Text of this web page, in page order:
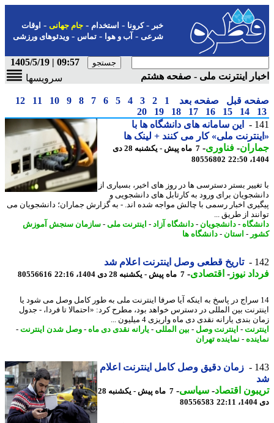
-کرونا-استخدام- جام جهانی-اوقات
شرعی-آب و هوا-تماس-ویدئوهای ورزشی
09:57 | 1405/5/19
اینترنت ملی - صفحه هشتم
سرویسها
قبل صفحه بعد 1
2
3
4
5
6
7
8
9
10
11
12
14
15
16
17
18
19
20
این سامانه های دانشگاه ها با
ملی» کار می کنند + لینک ها
- فناوری-
7 ماه پیش - یکشنبه 28 دی
80556802
بستر دسترسی ها در روز های اخیر، بسیاری از
برای ورود به کارتابل های دانشجویی و
اخبار رسمی با چالش مواجه شده اند. - به گزارش جماران؛ دانشجویان می
از طریق ...
-دانشجویان-دانشگاه آزاد- اینترنت ملی -سازمان سنجش آموزش
-استان-دانشگاه ها
تاریخ قطعی وصل اینترنت اعلام شد
نیوز-اقتصادی-7 ماه پیش - یکشنبه 28 دی 1404، 22:16 80556616
سراج در پاسخ به اینکه آیا صرفا اینترنت ملی به طور کامل وصل می شود یا
بین المللی در دسترس خواهد بود، مطرح کرد: «احتمالا تا فردا، - جدول
بندی یارانه نقدی دی ماه واریزی 4 میلیون ...
-اینترنت وصل-بین المللی-یارانه نقدی دی ماه-وصل شدن اینترنت-
-نماینده تهران
زمان دقیق وصل کامل اینترنت اعلام
اقتصاد-سیاسی-
7 ماه پیش - یکشنبه 28
80556583